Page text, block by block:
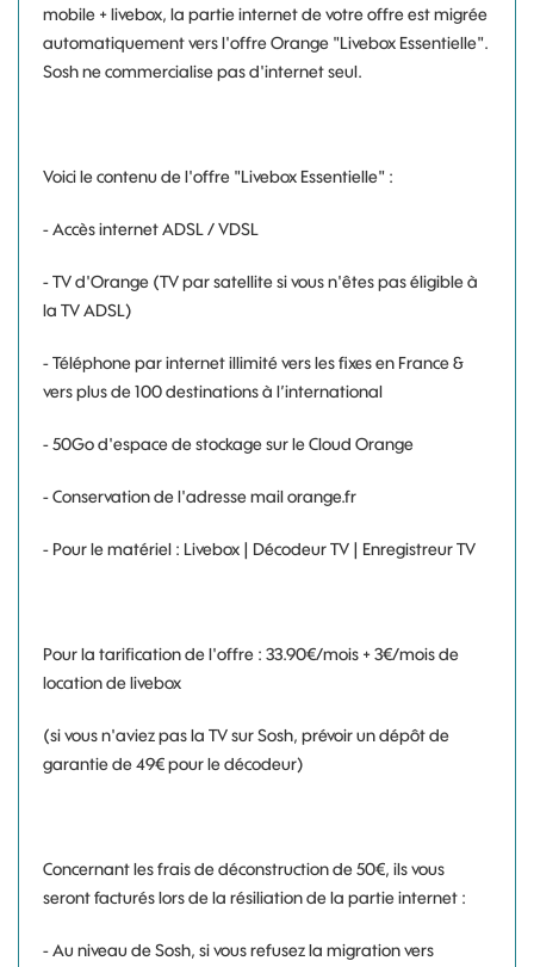
mobile + livebox, la partie internet de votre offre est migrée
automatiquement vers l'offre Orange "Livebox Essentielle".
Sosh ne commercialise pas d'internet seul.
Voici le contenu de l'offre "Livebox Essentielle" :
- Accès internet ADSL / VDSL
- TV d'Orange (TV par satellite si vous n'êtes pas éligible à
la TV ADSL)
- Téléphone par internet illimité vers les fixes en France &
vers plus de 100 destinations à l’international
- 50Go d'espace de stockage sur le Cloud Orange
- Conservation de l'adresse mail orange.fr
- Pour le matériel : Livebox | Décodeur TV | Enregistreur TV
Pour la tarification de l'offre : 33.90€/mois + 3€/mois de
location de livebox
(si vous n'aviez pas la TV sur Sosh, prévoir un dépôt de
garantie de 49€ pour le décodeur)
Concernant les frais de déconstruction de 50€, ils vous
seront facturés lors de la résiliation de la partie internet :
- Au niveau de Sosh, si vous refusez la migration vers